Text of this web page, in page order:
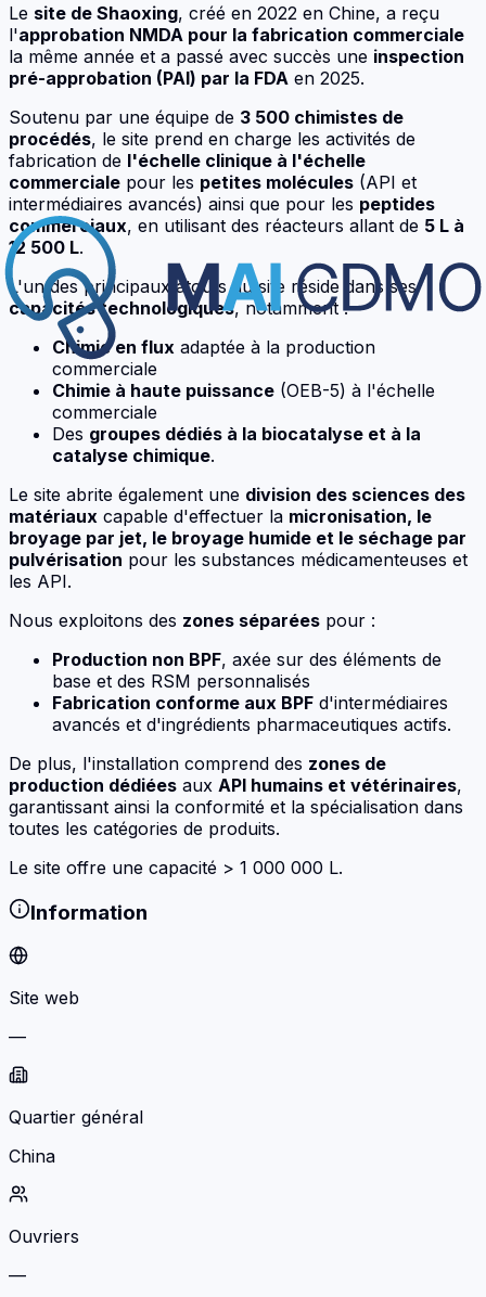
Le site de Shaoxing, créé en 2022 en Chine, a reçu
l'approbation NMDA pour la fabrication commerciale
la même année et a passé avec succès une inspection
pré-approbation (PAI) par la FDA en 2025.
Soutenu par une équipe de 3 500 chimistes de
procédés, le site prend en charge les activités de
fabrication de l'échelle clinique à l'échelle
commerciale pour les petites molécules (API et
intermédiaires avancés) ainsi que pour les peptides
commerciaux, en utilisant des réacteurs allant de 5 L à
12 500 L.
L'un des principaux atouts du site réside dans ses
capacités technologiques, notamment :
Chimie en flux adaptée à la production
commerciale
Chimie à haute puissance (OEB-5) à l'échelle
commerciale
Des groupes dédiés à la biocatalyse et à la
catalyse chimique.
Le site abrite également une division des sciences des
matériaux capable d'effectuer la micronisation, le
broyage par jet, le broyage humide et le séchage par
pulvérisation pour les substances médicamenteuses et
les API.
Nous exploitons des zones séparées pour :
Production non BPF, axée sur des éléments de
base et des RSM personnalisés
Fabrication conforme aux BPF d'intermédiaires
avancés et d'ingrédients pharmaceutiques actifs.
De plus, l'installation comprend des zones de
production dédiées aux API humains et vétérinaires,
garantissant ainsi la conformité et la spécialisation dans
toutes les catégories de produits.
Le site offre une capacité > 1 000 000 L.
Information
Site web
—
Quartier général
China
Ouvriers
—